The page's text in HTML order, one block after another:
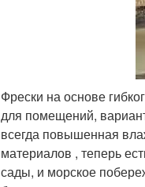
Фрески на основе
для помещений,
всегда повышенная
материалов , теперь
сады, и морское